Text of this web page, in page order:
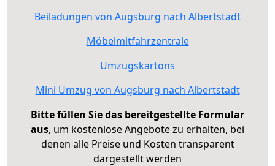
Beiladungen von Augsburg nach Albertstadt
Möbelmitfahrzentrale
Umzugskartons
Mini Umzug von Augsburg nach Albertstadt
Bitte füllen Sie das bereitgestellte Formular
aus, um kostenlose Angebote zu erhalten, bei
denen alle Preise und Kosten transparent
dargestellt werden